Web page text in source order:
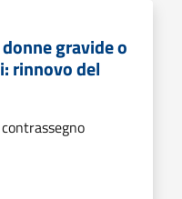
gravide o
rinnovo del